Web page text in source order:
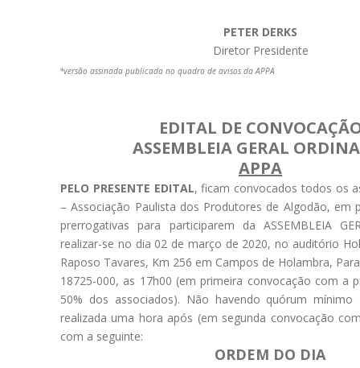
PETER DERKS
Diretor Presidente
*versão assinada publicada no quadro de avisos da APPA
EDITAL DE
ASSEMBLEIA GERAL
APPA
PELO PRESENTE EDITAL, ficam convocados todos os
– Associação Paulista dos Produtores de Algodão, em
prerrogativas para participarem da ASSEMBLEIA
realizar-se no dia 02 de março de 2020, no auditório
Raposo Tavares, Km 256 em Campos de Holambra,
18725-000, as 17h00 (em primeira convocação com a
50% dos associados). Não havendo quórum mínimo
realizada uma hora após (em segunda convocação
com a seguinte:
ORDEM DO DIA